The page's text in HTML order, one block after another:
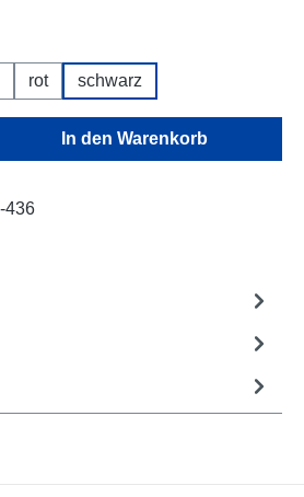
rot schwarz
Gib den gewünschten
In den Warenkorb
436